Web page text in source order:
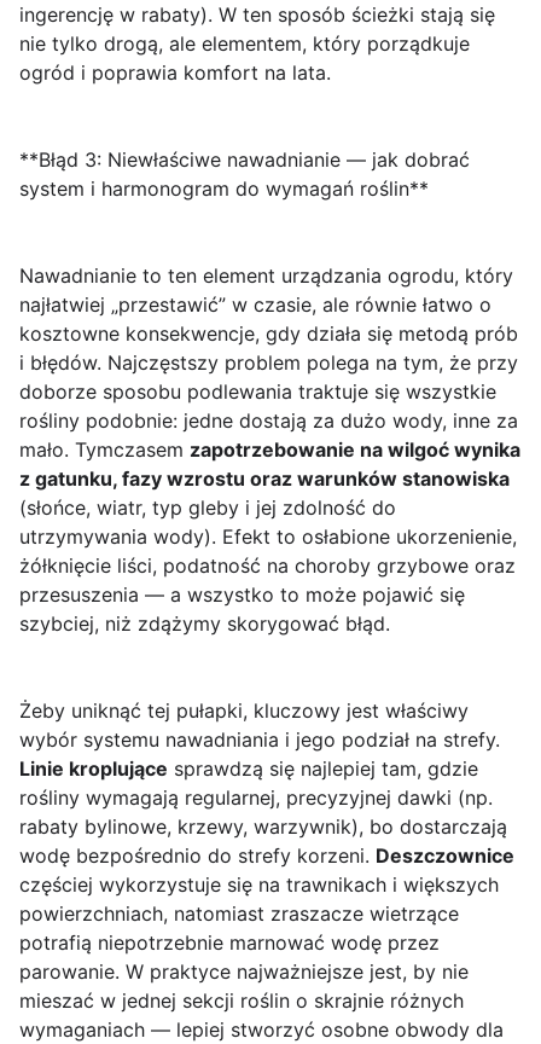
ingerencję w rabaty). W ten sposób ścieżki stają się
nie tylko drogą, ale elementem, który porządkuje
ogród i poprawia komfort na lata.
**Błąd 3: Niewłaściwe nawadnianie — jak dobrać
system i harmonogram do wymagań roślin**
Nawadnianie to ten element urządzania ogrodu, który
najłatwiej „przestawić” w czasie, ale równie łatwo o
kosztowne konsekwencje, gdy działa się metodą prób
i błędów. Najczęstszy problem polega na tym, że przy
doborze sposobu podlewania traktuje się wszystkie
rośliny podobnie: jedne dostają za dużo wody, inne za
mało. Tymczasem zapotrzebowanie na wilgoć wynika
z gatunku, fazy wzrostu oraz warunków stanowiska
(słońce, wiatr, typ gleby i jej zdolność do
utrzymywania wody). Efekt to osłabione ukorzenienie,
żółknięcie liści, podatność na choroby grzybowe oraz
przesuszenia — a wszystko to może pojawić się
szybciej, niż zdążymy skorygować błąd.
Żeby uniknąć tej pułapki, kluczowy jest właściwy
wybór systemu nawadniania i jego podział na strefy.
Linie kroplujące sprawdzą się najlepiej tam, gdzie
rośliny wymagają regularnej, precyzyjnej dawki (np.
rabaty bylinowe, krzewy, warzywnik), bo dostarczają
wodę bezpośrednio do strefy korzeni. Deszczownice
częściej wykorzystuje się na trawnikach i większych
powierzchniach, natomiast zraszacze wietrzące
potrafią niepotrzebnie marnować wodę przez
parowanie. W praktyce najważniejsze jest, by nie
mieszać w jednej sekcji roślin o skrajnie różnych
wymaganiach — lepiej stworzyć osobne obwody dla